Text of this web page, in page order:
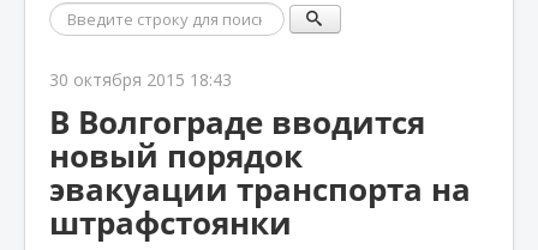
Поиск
30 октября 2015 18:43
В Волгограде вводится
новый порядок
эвакуации транспорта на
штрафстоянки